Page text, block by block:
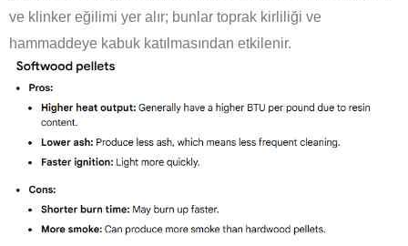
ve klinker eğilimi yer alır; bunlar toprak kirliliği ve
hammaddeye kabuk katılmasından etkilenir.